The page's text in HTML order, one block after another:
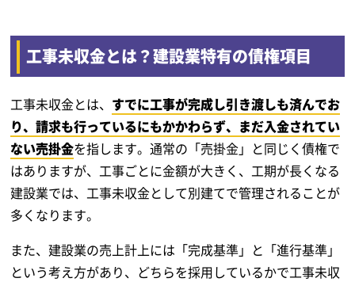
工事未収金とは？建設業特有の債権項目
工事未収金とは、 すでに工事が完成し引き渡しも済んでお
り、請求も行っているにもかかわらず、まだ入金されてい
ない売掛金を指します。通常の「売掛金」と同じく債権で
はありますが、工事ごとに金額が大きく、工期が長くなる
建設業では、工事未収金として別建てで管理されることが
多くなります。
また、建設業の売上計上には「完成基準」と「進行基準」
という考え方があり、どちらを採用しているかで工事未収